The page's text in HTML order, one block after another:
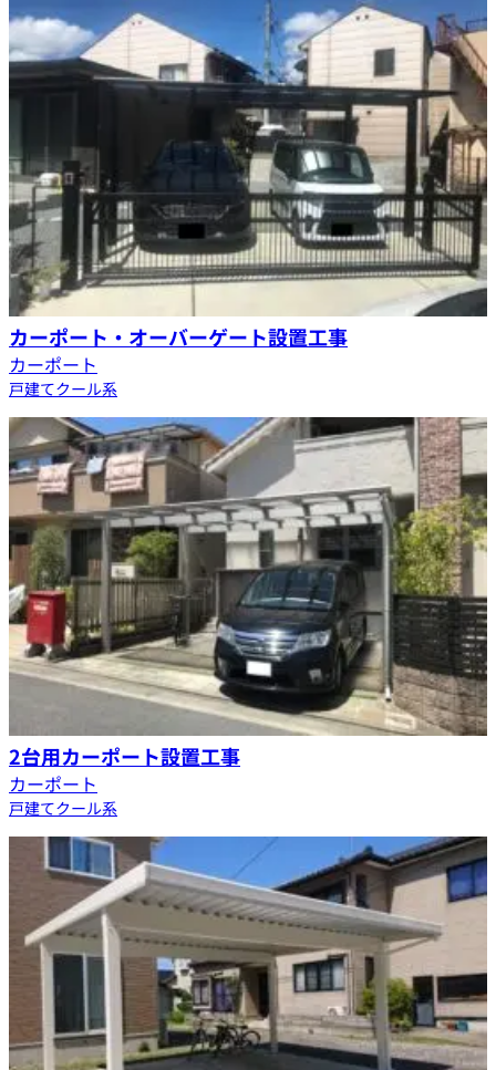
カーポート・オーバーゲート設置工事
カーポート
戸建てクール系
2台用カーポート設置工事
カーポート
戸建てクール系